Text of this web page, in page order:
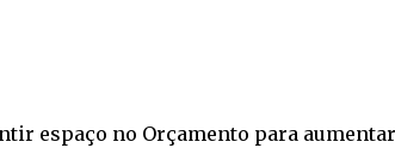
espaço no Orçamento para